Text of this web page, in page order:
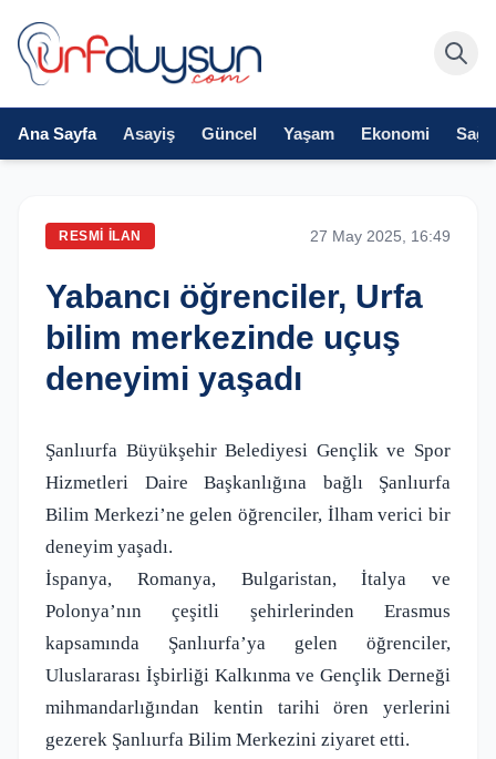
Ana Sayfa Asayiş Güncel Yaşam Ekonomi
RESMI İLAN 27 May 2025, 16:49
Yabancı öğrenciler, Urfa
bilim merkezinde uçuş
deneyimi yaşadı
Şanlıurfa Büyükşehir Belediyesi Gençlik ve Spor
Hizmetleri Daire Başkanlığına bağlı Şanlıurfa
Bilim Merkezi’ne gelen öğrenciler, İlham verici bir
deneyim yaşadı.
İspanya, Romanya, Bulgaristan, İtalya ve
Polonya’nın çeşitli şehirlerinden Erasmus
kapsamında Şanlıurfa’ya gelen öğrenciler,
Uluslararası İşbirliği Kalkınma ve Gençlik Derneği
mihmandarlığından kentin tarihi ören yerlerini
gezerek Şanlıurfa Bilim Merkezini ziyaret etti.